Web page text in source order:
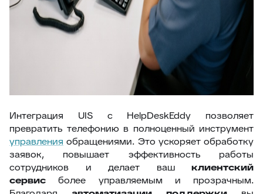
Интеграция UIS с HelpDeskEddy позволяет
превратить телефонию в полноценный инструмент
управления обращениями. Это ускоряет обработку
заявок, повышает эффективность работы
сотрудников и делает ваш клиентский
сервис более управляемым и прозрачным.